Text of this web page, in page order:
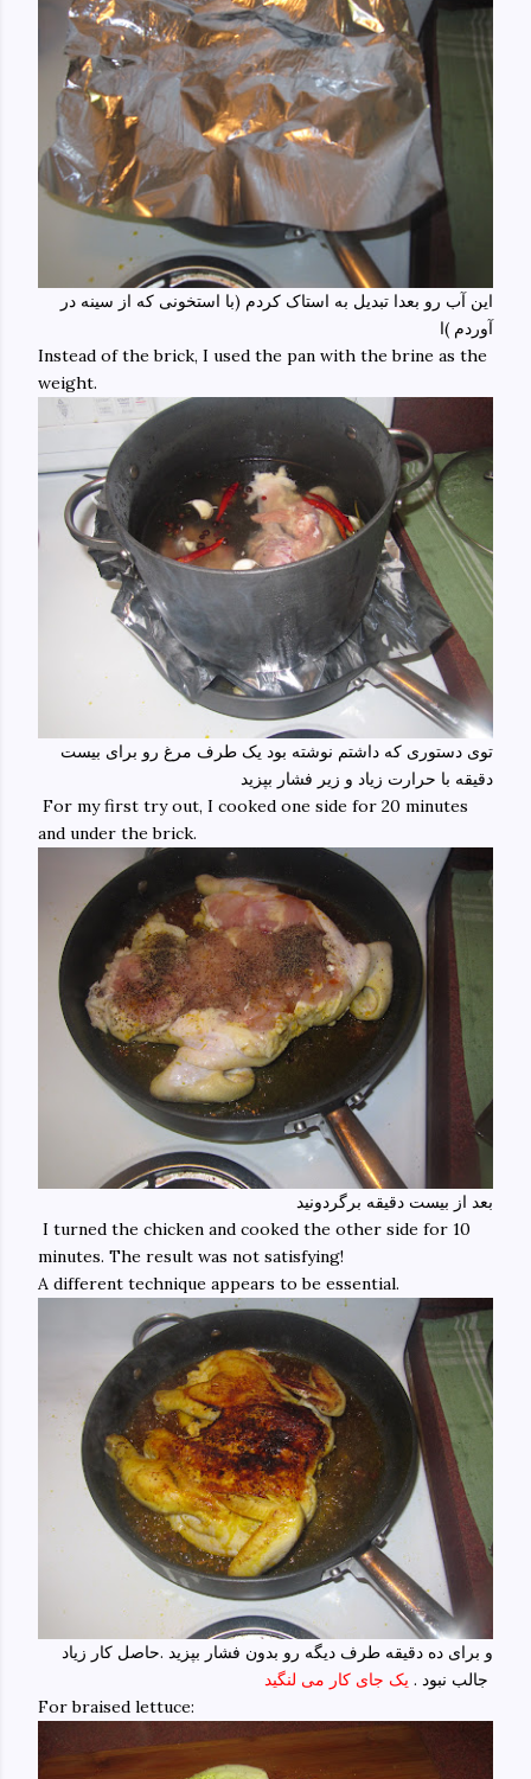
این آب رو بعدا تبدیل به استاک کردم (با استخونی که از سینه در
آوردم )ا
Instead of the brick, I used the pan with the brine as the
weight.
توی دستوری که داشتم نوشته بود یک طرف مرغ رو برای بیست
دقیقه با حرارت زیاد و زیر فشار بپزید
For my first try out, I cooked one side for 20 minutes
and under the brick.
بعد از بیست دقیقه برگردونید
I turned the chicken and cooked the other side for 10
minutes. The result was not satisfying!
A different technique appears to be essential.
و برای ده دقیقه طرف دیگه رو بدون فشار بپزید .حاصل کار زیاد
جالب نبود . یک جای کار می لنگید
For braised lettuce: